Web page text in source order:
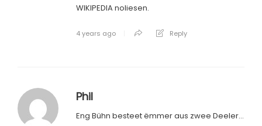
WIKIPEDIA noliesen.
4 years ago Reply
Phil
Eng Bühn besteet ëmmer aus zwee Deeler…